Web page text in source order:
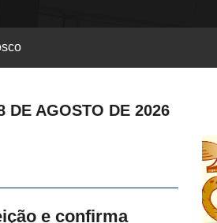
DE AGOSTO DE 2026
e confirma